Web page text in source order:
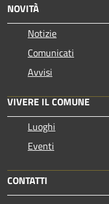
NOVITÀ
Notizie
Comunicati
Avvisi
VIVERE IL COMUNE
Luoghi
Eventi
CONTATTI